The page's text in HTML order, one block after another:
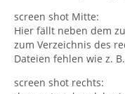
screen shot Mitte:
Hier fällt neben dem
zum Verzeichnis des
Dateien fehlen wie z.
screen shot rechts: